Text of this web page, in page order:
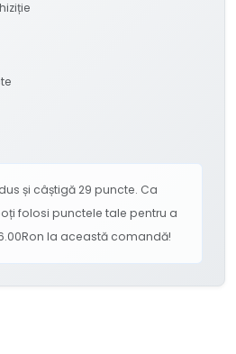
și câștigă 29 puncte. Ca
folosi punctele tale pentru a
la această comandă!